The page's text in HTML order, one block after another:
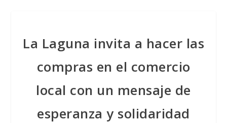
La Laguna invita a hacer las
compras en el comercio
local con un mensaje de
esperanza y solidaridad